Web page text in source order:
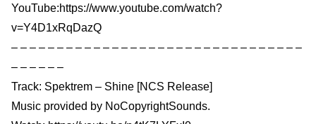
YouTube:https://www.youtube.com/watch?
v=Y4D1xRqDazQ
– – – – – – – – – – – – – – – – – – – – – – – – – – – – – – – –
– – – – – –
Track: Spektrem – Shine [NCS Release]
Music provided by NoCopyrightSounds.